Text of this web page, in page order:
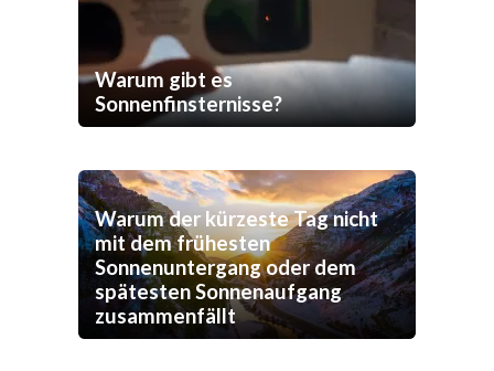
Warum gibt es
Sonnenfinsternisse?
Warum der kürzeste Tag nicht
mit dem frühesten
Sonnenuntergang oder dem
spätesten Sonnenaufgang
zusammenfällt